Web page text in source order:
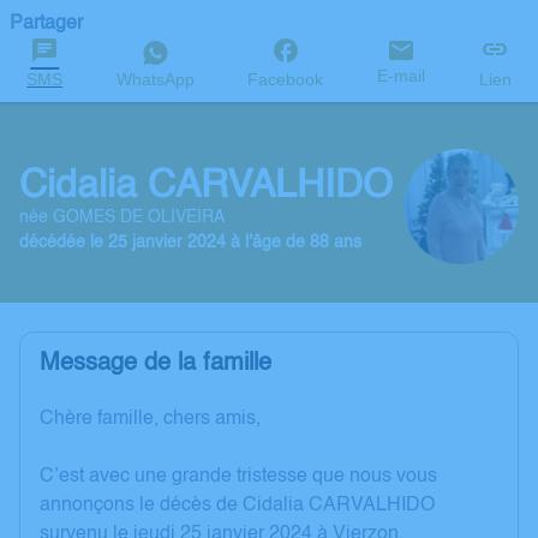
Partager
SMS WhatsApp Facebook E-mail Lien
Cidalia CARVALHIDO
née GOMES DE OLIVEIRA
décédée le 25 janvier 2024 à l'âge de 88 ans
Message de la famille
Chère famille, chers amis,
C’est avec une grande tristesse que nous vous
annonçons le décès de Cidalia CARVALHIDO